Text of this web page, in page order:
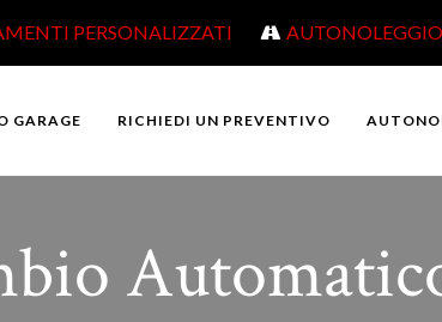
PERSONALIZZATI AUTONOLEGGIO
GARAGE RICHIEDI UN PREVENTIVO